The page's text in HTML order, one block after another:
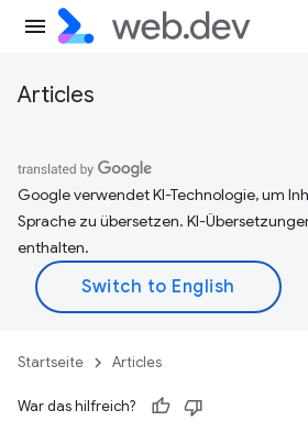
Articles
Google verwendet KI-Technologie, um
Sprache zu übersetzen. KI-
enthalten.
Startseite Articles
War das hilfreich?